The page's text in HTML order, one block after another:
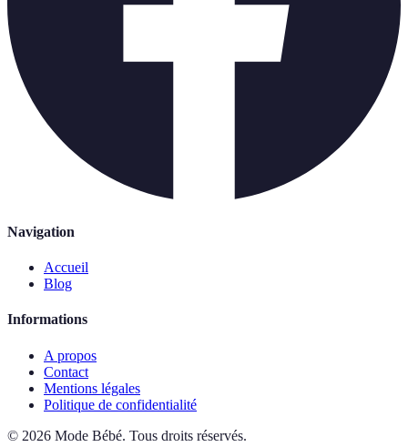
Navigation
Accueil
Blog
Informations
A propos
Contact
Mentions légales
Politique de confidentialité
© 2026 Mode Bébé. Tous droits réservés.